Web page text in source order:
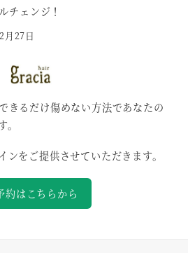
チェンジ！
月27日
きるだけ傷めない方法であなたの
ンをご提供させていただきます。
約はこちらから